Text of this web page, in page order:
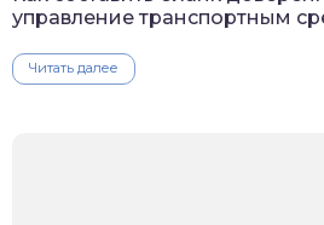
управление транспортным
Читать далее